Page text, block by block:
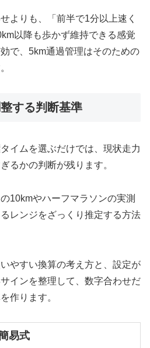
よりも、「前半で1分以上速く
以降も歩かず維持できる感覚
で、5km通過管理はそのための
する判断基準
イムを選ぶだけでは、現状走力
るかの判断が残ります。
10kmやハーフマラソンの実測
レンジをざっくり推定する方法
やすい換算の考え方と、設定が
インを整理して、数字合わせだ
作ります。
易式